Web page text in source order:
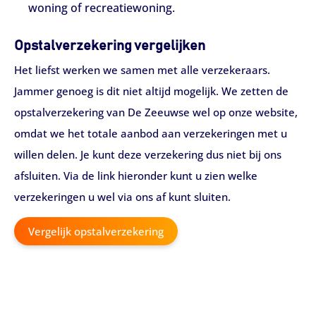
woning of recreatiewoning.
Opstalverzekering vergelijken
Het liefst werken we samen met alle verzekeraars.
Jammer genoeg is dit niet altijd mogelijk. We zetten de
opstalverzekering van De Zeeuwse wel op onze website,
omdat we het totale aanbod aan verzekeringen met u
willen delen. Je kunt deze verzekering dus niet bij ons
afsluiten. Via de link hieronder kunt u zien welke
verzekeringen u wel via ons af kunt sluiten.
Vergelijk opstalverzekering